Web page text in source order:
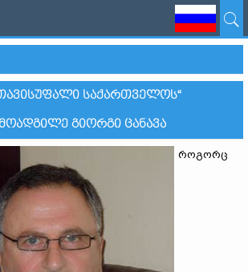
ᲡᲐᲥᲐᲠᲗᲕᲔᲚᲝᲡ“
ᲒᲘᲝᲠᲒᲘ ᲪᲐᲜᲐᲕᲐ
როგორც